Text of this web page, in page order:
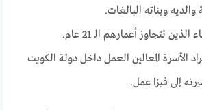
وبناته البالغات.
تتجاوز أعمارهم الـ 21 عام.
الأسرة المعالين العمل داخل دولة الكويت
إلى فيزا عمل.